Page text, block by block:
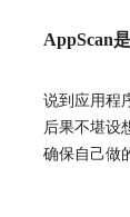
通过扫描
点中存在
通过以上
漏洞，同
二、
AppScan
说到应用程
后果不堪设
确保自己做
是就有了各